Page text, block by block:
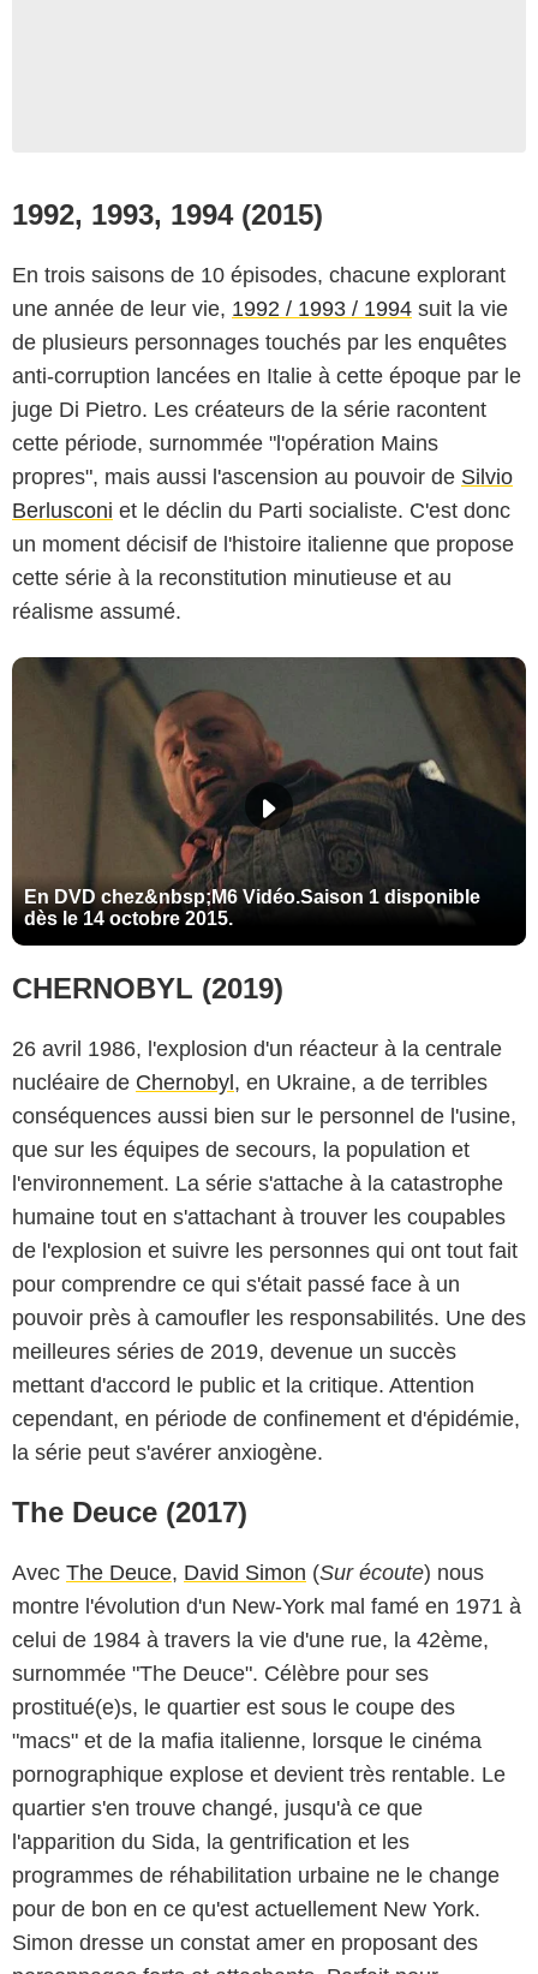
1992, 1993, 1994 (2015)
En trois saisons de 10 épisodes, chacune explorant
une année de leur vie, 1992 / 1993 / 1994 suit la vie
de plusieurs personnages touchés par les enquêtes
anti-corruption lancées en Italie à cette époque par le
juge Di Pietro. Les créateurs de la série racontent
cette période, surnommée "l'opération Mains
propres", mais aussi l'ascension au pouvoir de Silvio
Berlusconi et le déclin du Parti socialiste. C'est donc
un moment décisif de l'histoire italienne que propose
cette série à la reconstitution minutieuse et au
réalisme assumé.
En DVD chez&nbsp;M6 Vidéo.Saison 1 disponible
dès le 14 octobre 2015.
CHERNOBYL (2019)
26 avril 1986, l'explosion d'un réacteur à la centrale
nucléaire de Chernobyl , en Ukraine, a de terribles
conséquences aussi bien sur le personnel de l'usine,
que sur les équipes de secours, la population et
l'environnement. La série s'attache à la catastrophe
humaine tout en s'attachant à trouver les coupables
de l'explosion et suivre les personnes qui ont tout fait
pour comprendre ce qui s'était passé face à un
pouvoir près à camoufler les responsabilités. Une des
meilleures séries de 2019, devenue un succès
mettant d'accord le public et la critique. Attention
cependant, en période de confinement et d'épidémie,
la série peut s'avérer anxiogène.
The Deuce (2017)
Avec The Deuce, David Simon (Sur écoute) nous
montre l'évolution d'un New-York mal famé en 1971 à
celui de 1984 à travers la vie d'une rue, la 42ème,
surnommée "The Deuce". Célèbre pour ses
prostitué(e)s, le quartier est sous le coupe des
"macs" et de la mafia italienne, lorsque le cinéma
pornographique explose et devient très rentable. Le
quartier s'en trouve changé, jusqu'à ce que
l'apparition du Sida, la gentrification et les
programmes de réhabilitation urbaine ne le change
pour de bon en ce qu'est actuellement New York.
Simon dresse un constat amer en proposant des